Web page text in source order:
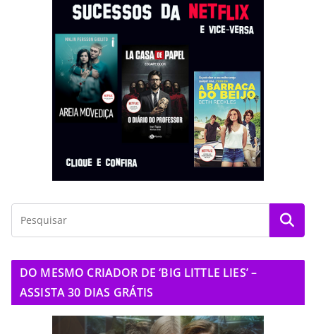
DO MESMO CRIADOR DE ‘BIG LITTLE LIES’ –
ASSISTA 30 DIAS GRÁTIS